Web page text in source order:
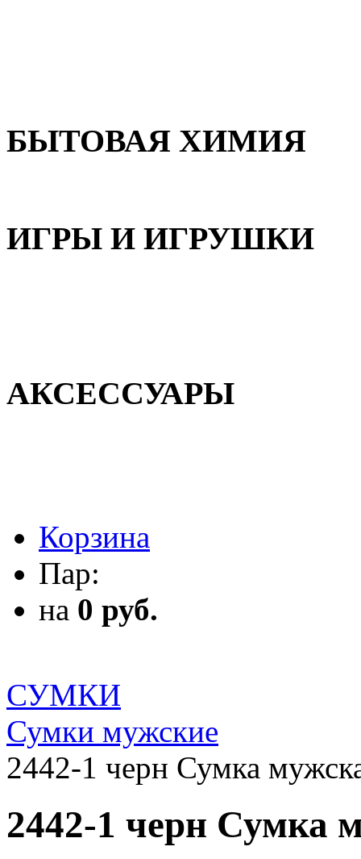
БЫТОВАЯ ХИМИЯ
ИГРЫ И ИГРУШКИ
АКСЕССУАРЫ
Корзина
Пар:
на 0 руб.
СУМКИ
Сумки мужские
2442-1 черн Сумка
2442-1 черн Сумка